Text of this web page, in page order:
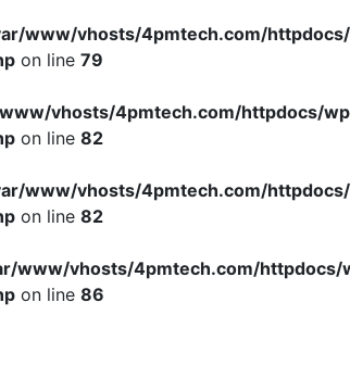
www/vhosts/4pmtech.com/
on line 79
vhosts/4pmtech.com/httpdocs/
on line 82
www/vhosts/4pmtech.com/
on line 82
www/vhosts/4pmtech.com/httpdocs/
on line 86